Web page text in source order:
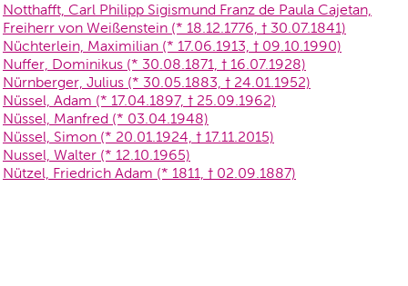
Notthafft, Carl Philipp Sigismund Franz de Paula Cajetan,
Freiherr von Weißenstein (* 18.12.1776, † 30.07.1841)
Nüchterlein, Maximilian (* 17.06.1913, † 09.10.1990)
Nuffer, Dominikus (* 30.08.1871, † 16.07.1928)
Nürnberger, Julius (* 30.05.1883, † 24.01.1952)
Nüssel, Adam (* 17.04.1897, † 25.09.1962)
Nüssel, Manfred (* 03.04.1948)
Nüssel, Simon (* 20.01.1924, † 17.11.2015)
Nussel, Walter (* 12.10.1965)
Nützel, Friedrich Adam (* 1811, † 02.09.1887)